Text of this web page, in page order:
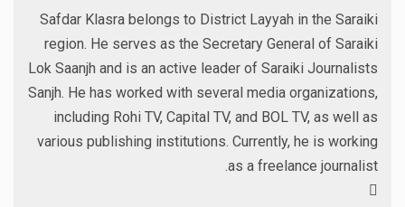
Safdar Klasra belongs to District Layyah in the Saraiki
region. He serves as the Secretary General of Saraiki
Lok Saanjh and is an active leader of Saraiki Journalists
Sanjh. He has worked with several media organizations,
including Rohi TV, Capital TV, and BOL TV, as well as
various publishing institutions. Currently, he is working
as a freelance journalist.